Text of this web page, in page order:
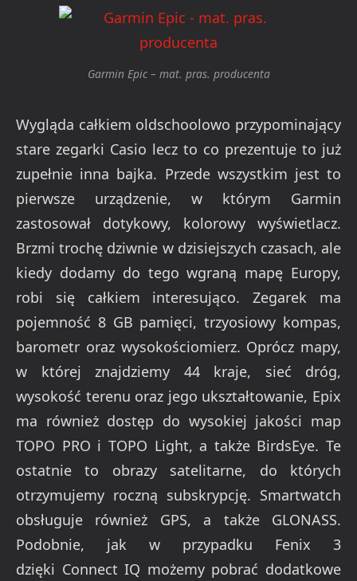
Garmin Epic – mat. pras. producenta
Wygląda całkiem oldschoolowo przypominający
stare zegarki Casio lecz to co prezentuje to już
zupełnie inna bajka. Przede wszystkim jest to
pierwsze urządzenie, w którym Garmin
zastosował dotykowy, kolorowy wyświetlacz.
Brzmi trochę dziwnie w dzisiejszych czasach, ale
kiedy dodamy do tego wgraną mapę Europy,
robi się całkiem interesująco. Zegarek ma
pojemność 8 GB pamięci, trzyosiowy kompas,
barometr oraz wysokościomierz. Oprócz mapy,
w której znajdziemy 44 kraje, sieć dróg,
wysokość terenu oraz jego ukształtowanie, Epix
ma również dostęp do wysokiej jakości map
TOPO PRO i TOPO Light, a także BirdsEye. Te
ostatnie to obrazy satelitarne, do których
otrzymujemy roczną subskrypcję. Smartwatch
obsługuje również GPS, a także GLONASS.
Podobnie, jak w przypadku Fenix 3
dzięki Connect IQ możemy pobrać dodatkowe